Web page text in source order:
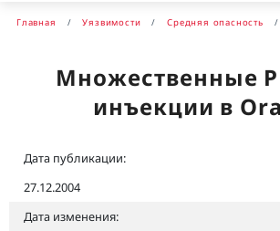
Главная Уязвимости Средняя опасность
Множественные
инъекции в
Дата публикации:
27.12.2004
Дата изменения: